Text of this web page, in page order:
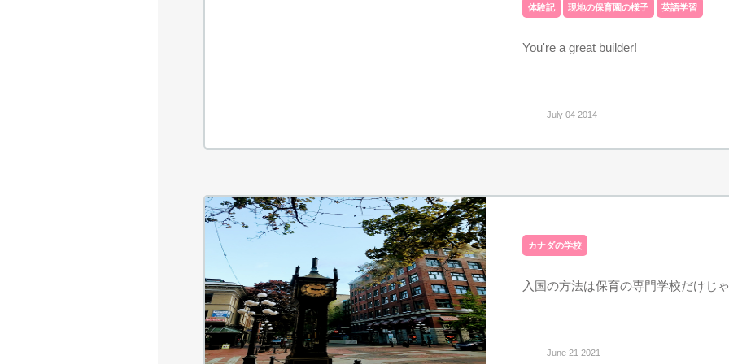
体験記 現地の保育園の様子 英語学習
You're a great builder!
July 04 2014
カナダの学校
入国の方法は保育の専門学校だけ
June 21 2021